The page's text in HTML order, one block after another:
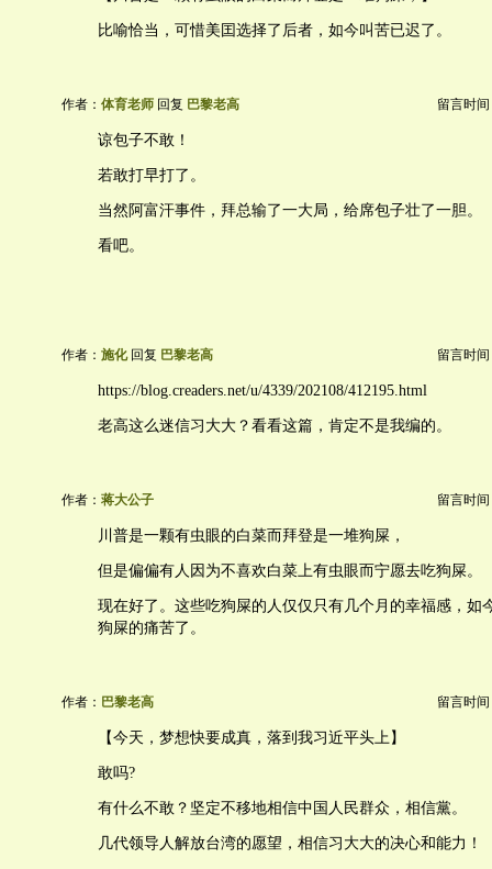
比喻恰当，可惜美囯选择了后者，如今叫苦已迟了。
作者： 体育老师 回复 巴黎老高 留言时间
谅包子不敢！
若敢打早打了。
当然阿富汗事件，拜总输了一大局，给席包子壮了一胆。
看吧。
作者： 施化回复 巴黎老高 留言时间
https://blog.creaders.net/u/4339/202108/412195.html
老高这么迷信习大大？看看这篇，肯定不是我编的。
作者： 蒋大公子 留言时间
川普是一颗有虫眼的白菜而拜登是一堆狗屎，
但是偏偏有人因为不喜欢白菜上有虫眼而宁愿去吃狗屎。
现在好了。这些吃狗屎的人仅仅只有几个月的幸福感，如
狗屎的痛苦了。
作者： 巴黎老高 留言时间
【今天，梦想快要成真，落到我习近平头上】
敢吗?
有什么不敢？坚定不移地相信中国人民群众，相信黨。
几代领导人解放台湾的愿望，相信习大大的决心和能力！